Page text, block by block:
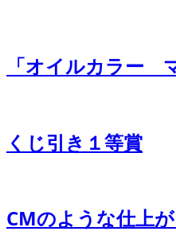
「オイルカラー
くじ引き１等賞
CMのような仕上が